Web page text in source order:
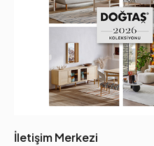
İletişim Merkezi